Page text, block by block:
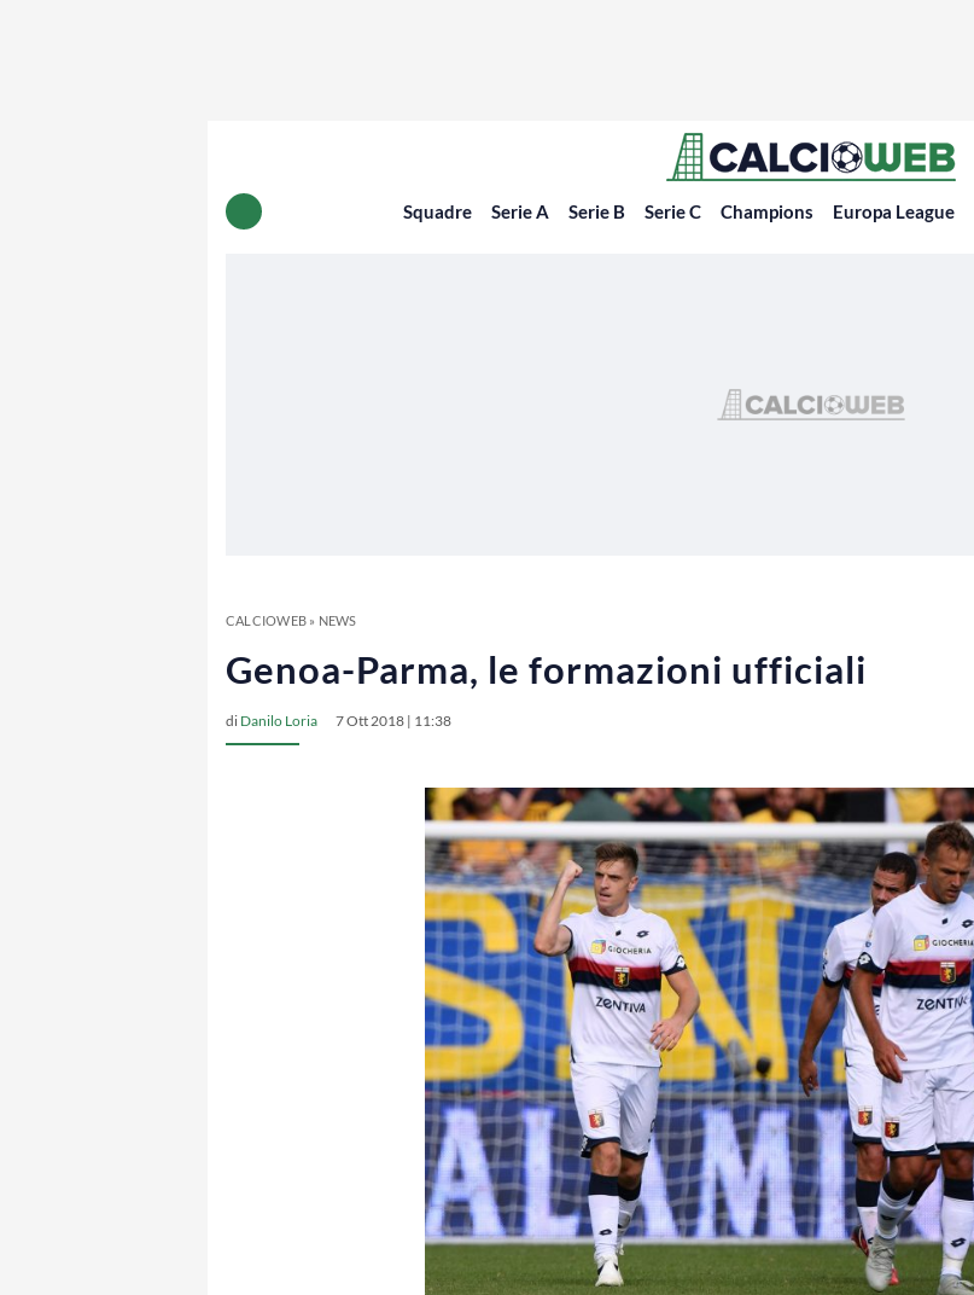
Squadre Serie A Serie B Serie C Champions Europa League
CALCIOWEB» NEWS
Genoa-Parma, le formazioni ufficiali
di Danilo Loria 7 Ott 2018 | 11:38